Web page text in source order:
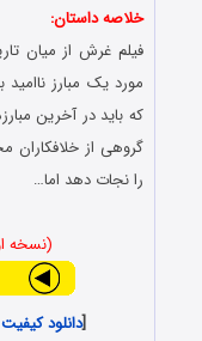
خلاصه داستان:
فیلم غرش از میان
مورد یک مبارز
که باید در آخرین
گروهی از خلافکاران
را نجات دهد اما…
(نسخه
[دانلود کیفیت 1080p HQ با حجم 2.82 گیگابایت